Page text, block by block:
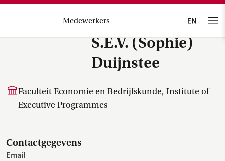
Medewerkers
S.E.V. (Sophie)
Duijnstee
Faculteit Economie en Bedrijfskunde, Institute of
Executive Programmes
Contactgegevens
Email